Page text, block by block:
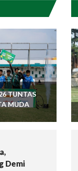
TUNTAS
MUDA
Demi